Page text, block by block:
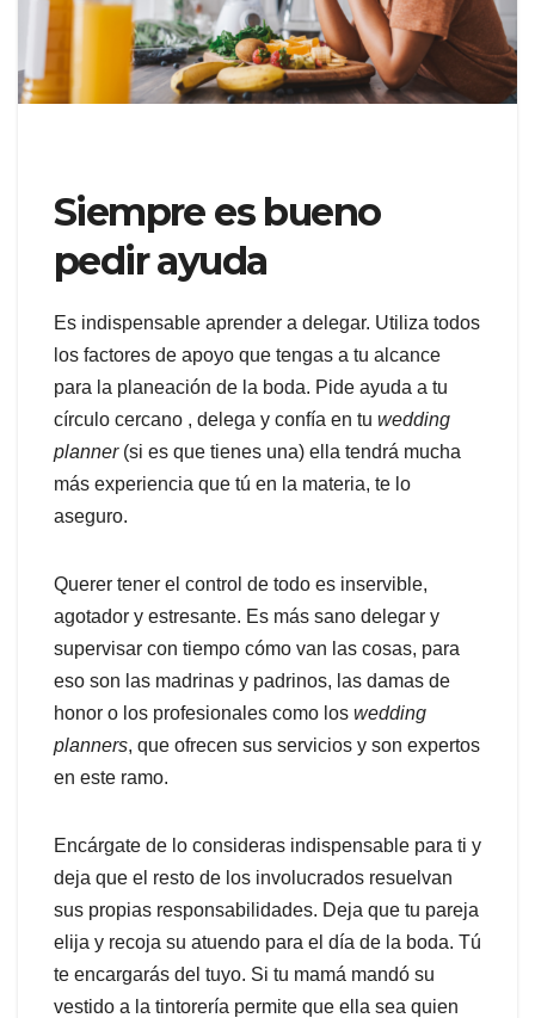
Siempre es bueno
pedir ayuda
Es indispensable aprender a delegar. Utiliza todos
los factores de apoyo que tengas a tu alcance
para la planeación de la boda. Pide ayuda a tu
círculo cercano , delega y confía en tu wedding
planner(si es que tienes una) ella tendrá mucha
más experiencia que tú en la materia, te lo
aseguro.
Querer tener el control de todo es inservible,
agotador y estresante. Es más sano delegar y
supervisar con tiempo cómo van las cosas, para
eso son las madrinas y padrinos, las damas de
honor o los profesionales como los wedding
planners, que ofrecen sus servicios y son expertos
en este ramo.
Encárgate de lo consideras indispensable para ti y
deja que el resto de los involucrados resuelvan
sus propias responsabilidades. Deja que tu pareja
elija y recoja su atuendo para el día de la boda. Tú
te encargarás del tuyo. Si tu mamá mandó su
vestido a la tintorería permite que ella sea quien